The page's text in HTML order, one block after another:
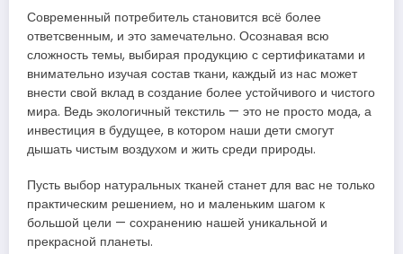
Современный потребитель становится всё более
ответсвенным, и это замечательно. Осознавая всю
сложность темы, выбирая продукцию с сертификатами и
внимательно изучая состав ткани, каждый из нас может
внести свой вклад в создание более устойчивого и чистого
мира. Ведь экологичный текстиль — это не просто мода, а
инвестиция в будущее, в котором наши дети смогут
дышать чистым воздухом и жить среди природы.
Пусть выбор натуральных тканей станет для вас не только
практическим решением, но и маленьким шагом к
большой цели — сохранению нашей уникальной и
прекрасной планеты.